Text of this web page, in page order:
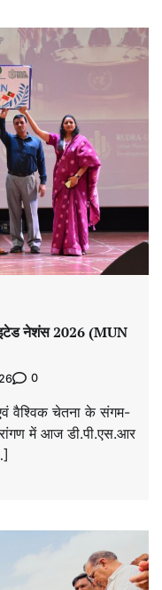
नेशंस 2026 (MUN
0
वैश्विक चेतना के संगम-
में आज डी.पी.एस.आर